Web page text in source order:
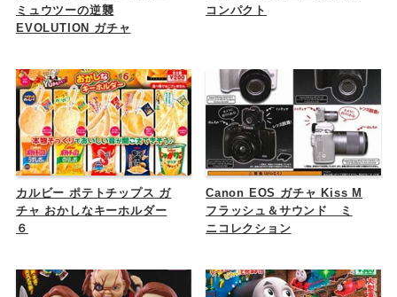
ミュウツーの逆襲
EVOLUTION ガチャ
コンパクト
カルビー ポテトチップス ガ
チャ おかしなキーホルダー
６
Canon EOS ガチャ Kiss M
フラッシュ＆サウンド ミ
ニコレクション